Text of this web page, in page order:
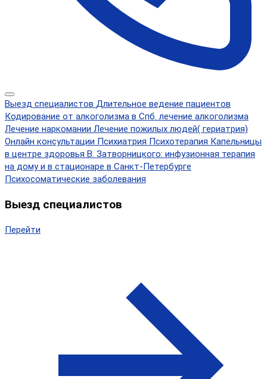
Выезд специалистов Длительное ведение пациентов
Кодирование от алкоголизма в Спб. лечение алкоголизма
Лечение наркомании Лечение пожилых людей( гериатрия)
Онлайн консультации Психиатрия Психотерапия Капельницы
в центре здоровья В. Затворницкого: инфузионная терапия
на дому и в стационаре в Санкт-Петербурге
Психосоматические заболевания
Выезд специалистов
Перейти